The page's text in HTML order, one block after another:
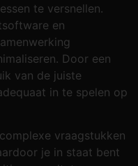
te versnellen.
en
Door een
van de juiste
in te spelen op
vraagstukken
je in staat bent